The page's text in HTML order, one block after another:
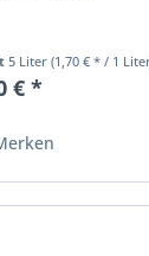
5 Liter(1,70 € * / 1
€ *